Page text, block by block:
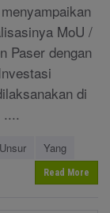
MoU /
Paser dengan
di
Unsur
Yang
Read More